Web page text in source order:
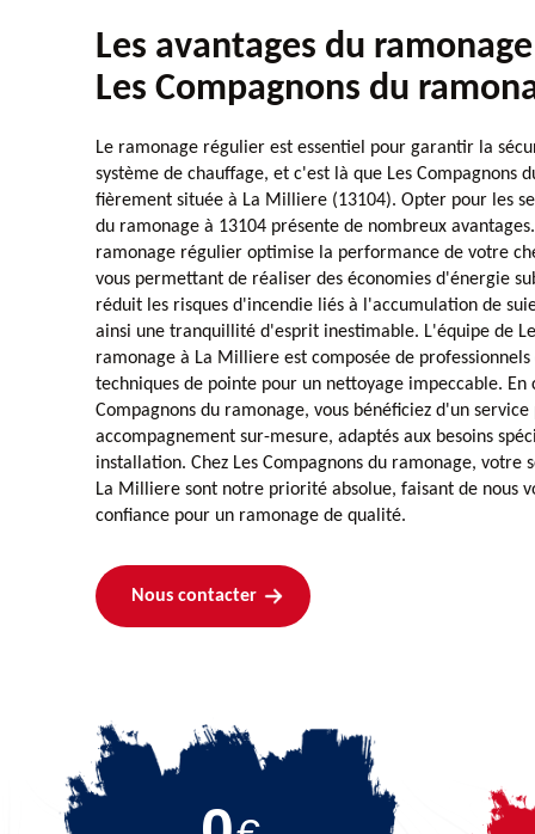
Les avantages du
Les Compagnons du
Le ramonage régulier est essentiel pour garantir la
système de chauffage, et c'est là que Les Compagnons
fièrement située à La Milliere (13104). Opter pour les
du ramonage à 13104 présente de nombreux
ramonage régulier optimise la performance de votre
vous permettant de réaliser des économies d'énergie
réduit les risques d'incendie liés à l'accumulation de
ainsi une tranquillité d'esprit inestimable. L'équipe de
ramonage à La Milliere est composée de
techniques de pointe pour un nettoyage impeccable. En
Compagnons du ramonage, vous bénéficiez d'un
accompagnement sur-mesure, adaptés aux besoins
installation. Chez Les Compagnons du ramonage, votre
La Milliere sont notre priorité absolue, faisant de nous
confiance pour un ramonage de qualité.
Nous contacter